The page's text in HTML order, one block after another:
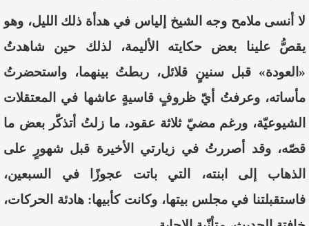
لا أنسى ملامح وجه الشيخ إلياس في هدأة ذلك الليل، وهو
يقصُّ علينا بعض حكايته الأليمة، لذلك حين شاهدتُ
«العودة» قبل سنينٍ قلائل، ربطتُ بينهما، واستحضرتُ
مأساته، وعرفتُ أيّ ظروفٍ قاسيةٍ عاشها في المعتقلات
الشيوعيّة، ورغم مضيّ ثلاثة عقود، ما زلتُ أتذكّر بعض ما
قصّه، وقد أصررتُ في زيارتي الأخيرة قبل شهورٍ على
الذهاب إلى ابنته، التي باتت عجوزًا في السبعين،
فاستقبلتنا في مجلس بيتها، وكانت كأبيها: هادئة الحركات،